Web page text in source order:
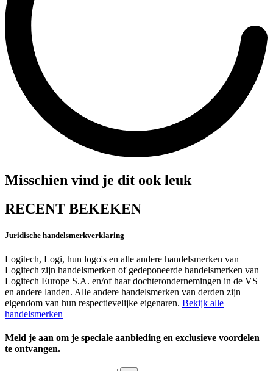
Misschien vind je dit ook leuk
RECENT BEKEKEN
Juridische handelsmerkverklaring
Logitech, Logi, hun logo's en alle andere handelsmerken van
Logitech zijn handelsmerken of gedeponeerde handelsmerken van
Logitech Europe S.A. en/of haar dochterondernemingen in de VS
en andere landen. Alle andere handelsmerken van derden zijn
eigendom van hun respectievelijke eigenaren. Bekijk alle
handelsmerken
Meld je aan om je speciale aanbieding en exclusieve voordelen
te ontvangen.